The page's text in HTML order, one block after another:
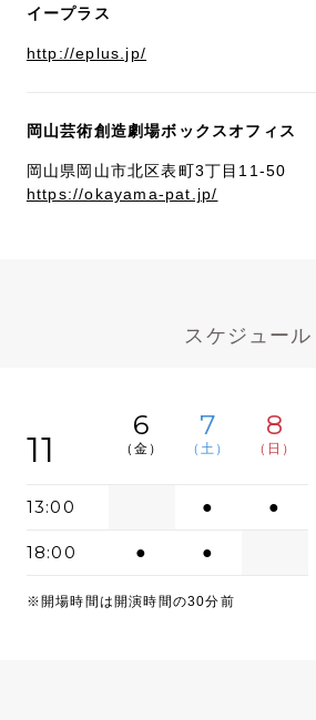
イープラス
http://eplus.jp/
岡山芸術創造劇場ボックスオフィス
岡山県岡山市北区表町3丁目11-50
https://okayama-pat.jp/
スケジュール
11
6
（金）
7
（土）
8
（日）
13:00 ● ●
18:00 ● ●
※開場時間は開演時間の30分前